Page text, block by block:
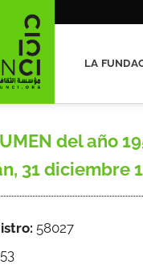
LA
del año
31 diciembre
58027